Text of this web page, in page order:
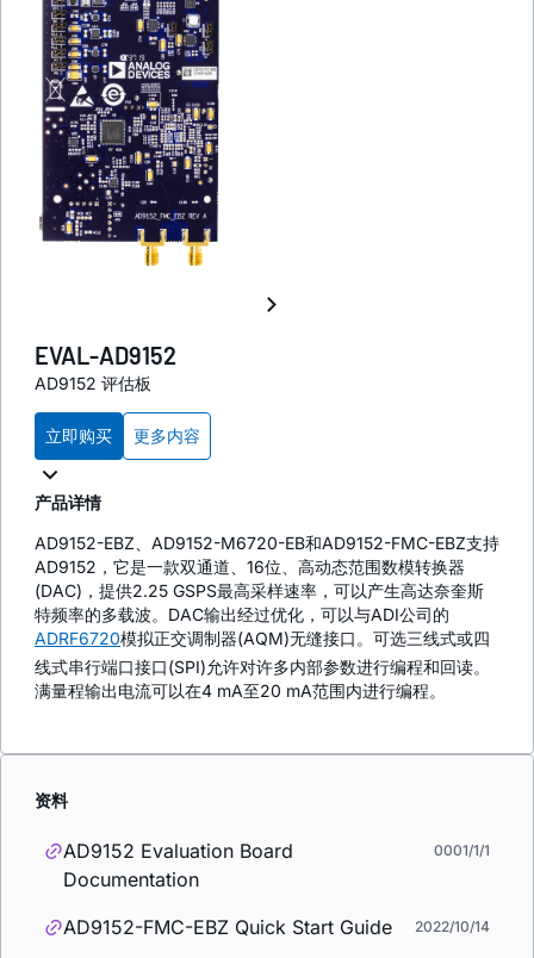
EVAL-AD9152
AD9152 评估板
立即购买 更多内容
产品详情
AD9152-EBZ、AD9152-M6720-EB和AD9152-FMC-EBZ支持
AD9152，它是一款双通道、16位、高动态范围数模转换器
(DAC)，提供2.25 GSPS最高采样速率，可以产生高达奈奎斯
特频率的多载波。DAC输出经过优化，可以与ADI公司的
ADRF6720模拟正交调制器(AQM)无缝接口。可选三线式或四
线式串行端口接口(SPI)允许对许多内部参数进行编程和回读。
满量程输出电流可以在4 mA至20 mA范围内进行编程。
资料
AD9152 Evaluation Board
Documentation
0001/1/1
AD9152-FMC-EBZ Quick Start Guide 2022/10/14